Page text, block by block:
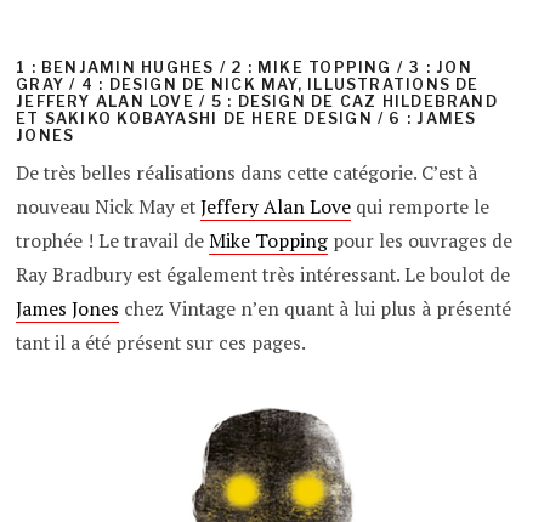
1 : BENJAMIN HUGHES / 2 : MIKE TOPPING / 3 : JON
GRAY / 4 : DESIGN DE NICK MAY, ILLUSTRATIONS DE
JEFFERY ALAN LOVE / 5 : DESIGN DE CAZ HILDEBRAND
ET SAKIKO KOBAYASHI DE HERE DESIGN / 6 : JAMES
JONES
De très belles réalisations dans cette catégorie. C’est à
nouveau Nick May etJeffery Alan Love qui remporte le
trophée ! Le travail deMike Topping pour les ouvrages de
Ray Bradbury est également très intéressant. Le boulot de
James Jones chez Vintage n’en quant à lui plus à présenté
tant il a été présent sur ces pages.